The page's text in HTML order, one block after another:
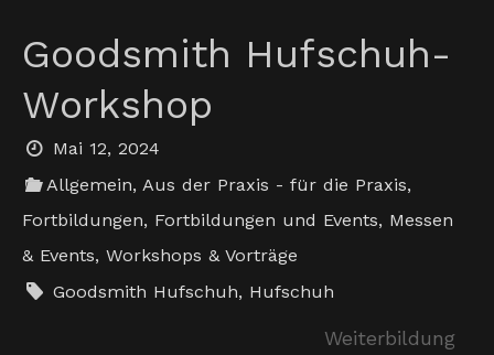
Goodsmith Hufschuh-
Workshop
Mai 12, 2024
Allgemein,Aus der Praxis - für die Praxis,
Fortbildungen, Fortbildungen und Events, Messen
& Events, Workshops & Vorträge
Goodsmith Hufschuh, Hufschuh
Weiterbildung